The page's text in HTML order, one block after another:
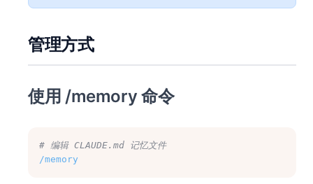
管理方式
使用 /memory 命令
# 编辑 CLAUDE.md 记忆文件
/memory